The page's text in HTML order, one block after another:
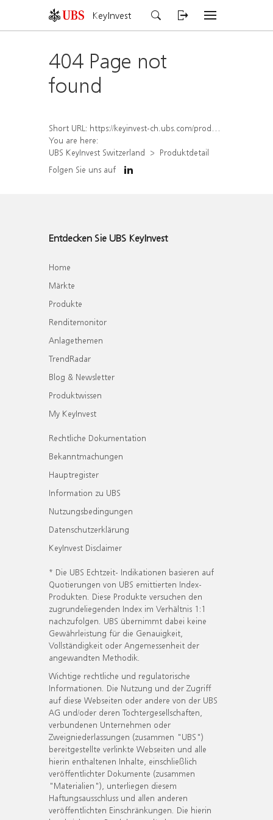
KeyInvest
404 Page not
found
Short URL: https://keyinvest-ch.ubs.com/produkt/detail/index/isin/CH1579651980
You are here:
UBS KeyInvest Switzerland
Produktdetail
Folgen Sie uns auf
Entdecken Sie UBS KeyInvest
Home
Märkte
Produkte
Renditemonitor
Anlagethemen
TrendRadar
Blog & Newsletter
Produktwissen
My KeyInvest
Rechtliche Dokumentation
Bekanntmachungen
Hauptregister
Information zu UBS
Nutzungsbedingungen
Datenschutzerklärung
KeyInvest Disclaimer
* Die UBS Echtzeit- Indikationen basieren auf
Quotierungen von UBS emittierten Index-
Produkten. Diese Produkte versuchen den
zugrundeliegenden Index im Verhältnis 1:1
nachzufolgen. UBS übernimmt dabei keine
Gewährleistung für die Genauigkeit,
Vollständigkeit oder Angemessenheit der
angewandten Methodik.
Wichtige rechtliche und regulatorische
Informationen. Die Nutzung und der Zugriff
auf diese Webseiten oder andere von der UBS
AG und/oder deren Tochtergesellschaften,
verbundenen Unternehmen oder
Zweigniederlassungen (zusammen "UBS")
bereitgestellte verlinkte Webseiten und alle
hierin enthaltenen Inhalte, einschließlich
veröffentlichter Dokumente (zusammen
"Materialien"), unterliegen diesem
Haftungsausschluss und allen anderen
veröffentlichten Einschränkungen. Die hierin